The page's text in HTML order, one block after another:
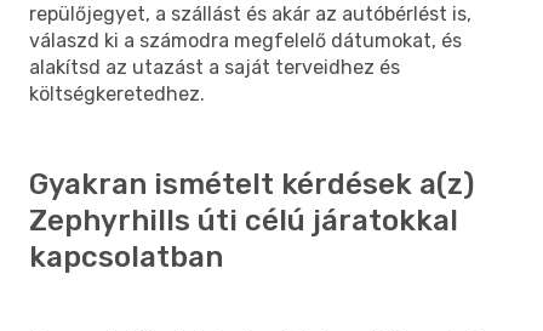
repülőjegyet, a szállást és akár az autóbérlést is,
válaszd ki a számodra megfelelő dátumokat, és
alakítsd az utazást a saját terveidhez és
költségkeretedhez.
Gyakran ismételt kérdések a(z)
Zephyrhills úti célú járatokkal
kapcsolatban